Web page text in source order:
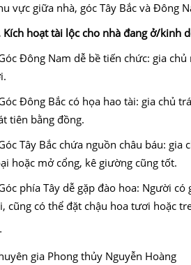
vực giữa nhà, góc Tây Bắc và Đông
Kích hoạt tài lộc cho nhà đang ở/kinh
Đông Nam dễ bề tiến chức: gia
Đông Bắc có họa hao tài: gia chủ
tiên bằng đồng.
Tây Bắc chứa nguồn châu báu:
hoặc mở cổng, kê giường cũng tốt.
phía Tây dễ gặp đào hoa: Người
cũng có thể đặt chậu hoa tươi hoặc
gia Phong thủy Nguyễn Hoàng